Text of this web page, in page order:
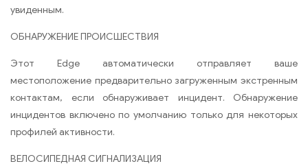
увиденным.
ОБНАРУЖЕНИЕ ПРОИСШЕСТВИЯ
Этот Edge автоматически отправляет ваше
местоположение предварительно загруженным экстренным
контактам, если обнаруживает инцидент. Обнаружение
инцидентов включено по умолчанию только для некоторых
профилей активности.
ВЕЛОСИПЕДНАЯ СИГНАЛИЗАЦИЯ